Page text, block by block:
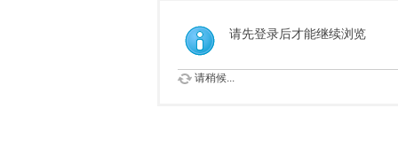
请先登录后才能继续浏览
请稍候...